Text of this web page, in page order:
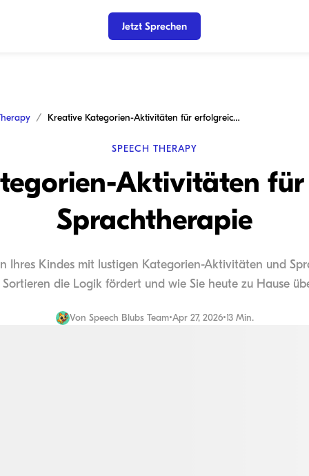
Jetzt Sprechen
Kreative Kategorien-Aktivitäten für erfolgreiche Sprachtherapie
SPEECH THERAPY
Aktivitäten für
Sprachtherapie
Ihres Kindes mit lustigen Kategorien-Aktivitäten und
Sortieren die Logik fördert und wie Sie heute zu Hause
Von Speech Blubs Team•Apr 27, 2026•13 Min.